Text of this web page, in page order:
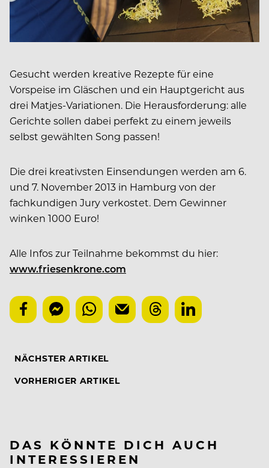
Gesucht werden kreative Rezepte für eine
Vorspeise im Gläschen und ein Hauptgericht aus
drei Matjes-Variationen. Die Herausforderung: alle
Gerichte sollen dabei perfekt zu einem jeweils
selbst gewählten Song passen!
Die drei kreativsten Einsendungen werden am 6.
und 7. November 2013 in Hamburg von der
fachkundigen Jury verkostet. Dem Gewinner
winken 1000 Euro!
Alle Infos zur Teilnahme bekommst du hier:
www.friesenkrone.com
NÄCHSTER ARTIKEL
VORHERIGER ARTIKEL
DAS KÖNNTE DICH AUCH
INTERESSIEREN